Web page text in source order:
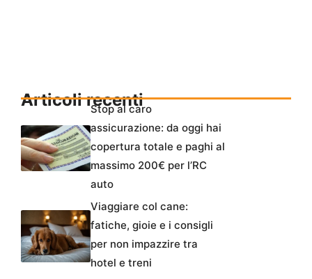
Articoli recenti
Stop al caro
assicurazione: da oggi hai
copertura totale e paghi al
massimo 200€ per l’RC
auto
Viaggiare col cane:
fatiche, gioie e i consigli
per non impazzire tra
hotel e treni